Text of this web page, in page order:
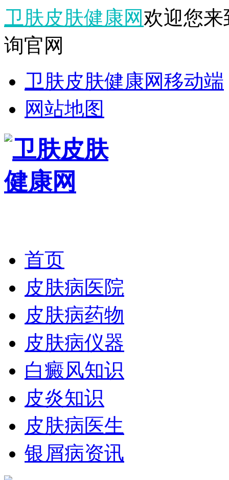
卫肤皮肤健康网欢迎您
询官网
卫肤皮肤健康网移动端
网站地图
首页
皮肤病医院
皮肤病药物
皮肤病仪器
白癜风知识
皮炎知识
皮肤病医生
银屑病资讯